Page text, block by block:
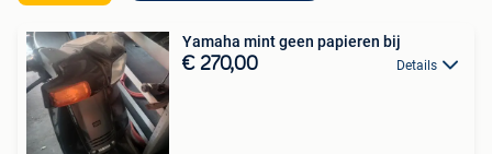
Yamaha mint geen papieren bij
€ 270,00 Details